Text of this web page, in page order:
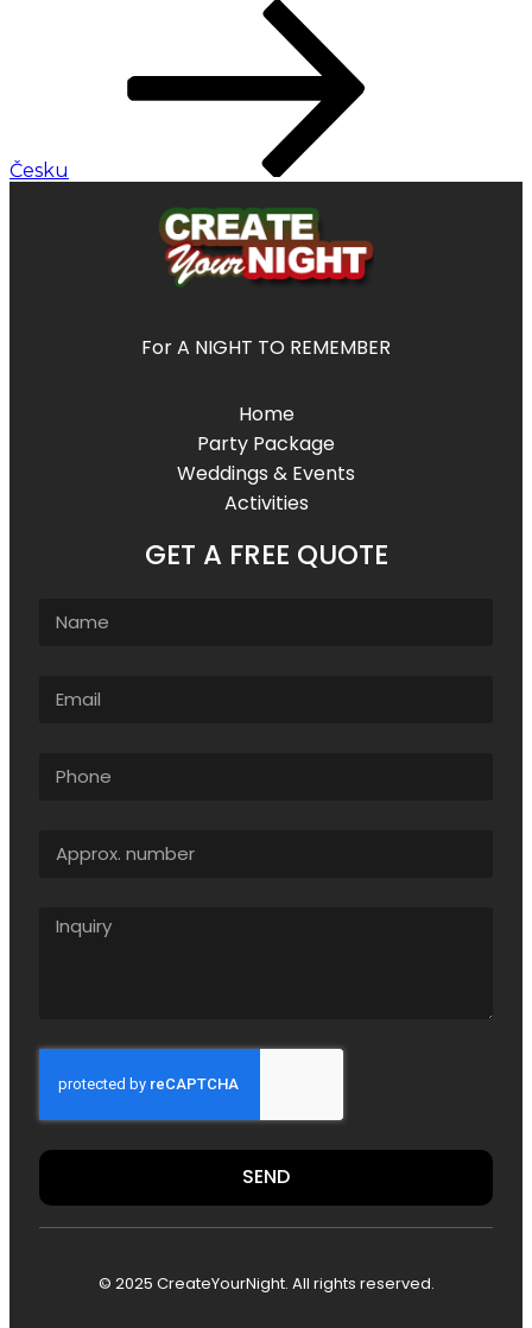
Česku
For A NIGHT TO REMEMBER
Home
Party Package
Weddings & Events
Activities
GET A FREE QUOTE
SEND
© 2025 CreateYourNight. All rights reserved.